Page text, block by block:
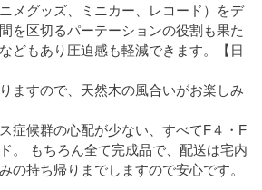
メグッズ、ミニカー、レコード）をデ
を区切るパーテーションの役割も果た
どもあり圧迫感も軽減できます。【日
ますので、天然木の風合いがお楽しみ
症候群の心配が少ない、すべてF４・F
。 もちろん全て完成品で、配送は宅内
の持ち帰りまでしますので安心です。